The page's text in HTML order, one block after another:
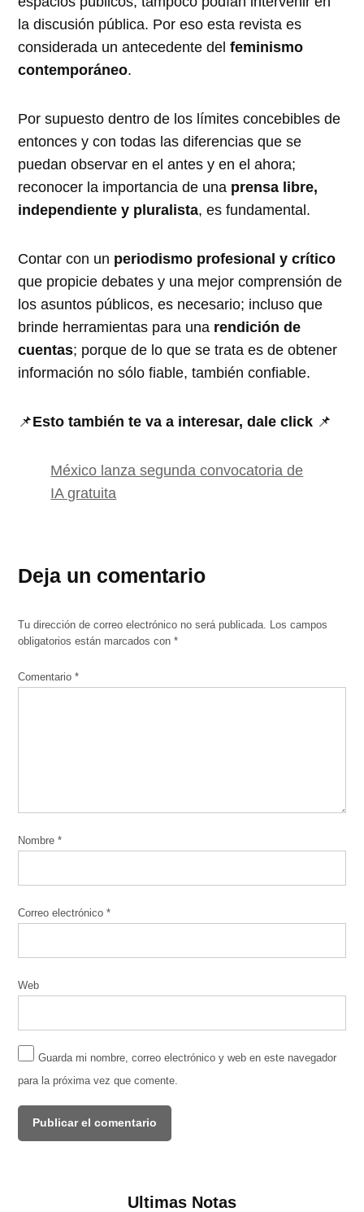
la discusión pública. Por eso esta revista es
considerada un antecedente delfeminismo
contemporáneo.
Por supuesto dentro de los límites concebibles de
entonces y con todas las diferencias que se
puedan observar en el antes y en el ahora;
reconocer la importancia de una prensa libre,
independiente y pluralista, es fundamental.
Contar con un periodismo profesional y crítico
que propicie debates y una mejor comprensión de
los asuntos públicos, es necesario; incluso que
brinde herramientas para una rendición de
cuentas; porque de lo que se trata es de obtener
información no sólo fiable, también confiable.
📌Esto también te va a interesar, dale click 📌
México lanza segunda convocatoria de
IA gratuita
Deja un comentario
Tu dirección de correo electrónico no será publicada.
Los campos
obligatorios están marcados con*
Comentario*
Nombre*
Correo electrónico*
Web
Guarda mi nombre, correo electrónico y web en este navegador
para la próxima vez que comente.
Ultimas Notas